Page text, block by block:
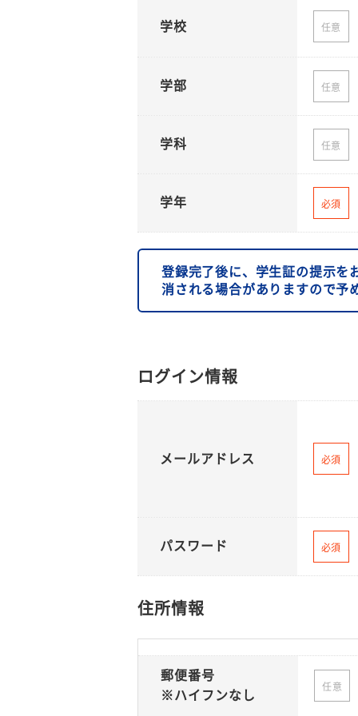
学校 任意
学部 任意
学科 任意
学年 必須
登録完了後に、学生証の提示を
消される場合がありますので予
ログイン情報
メールアドレス 必須
パスワード 必須
住所情報
郵便番号
※ハイフンなし
任意